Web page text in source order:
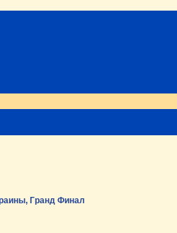
Гранд Финал